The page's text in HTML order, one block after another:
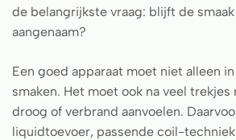
de belangrijkste vraag: blijft de
aangenaam?
Een goed apparaat moet niet alleen
smaken. Het moet ook na veel trekjes
droog of verbrand aanvoelen.
liquidtoevoer, passende coil-